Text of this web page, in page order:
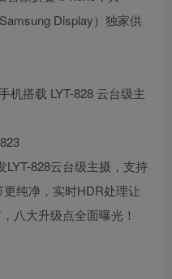
Display）独家供
机搭载 LYT-828 云台级主
LYT-828云台级主摄，支持
纯净，实时HDR处理让
八大升级点全面曝光！